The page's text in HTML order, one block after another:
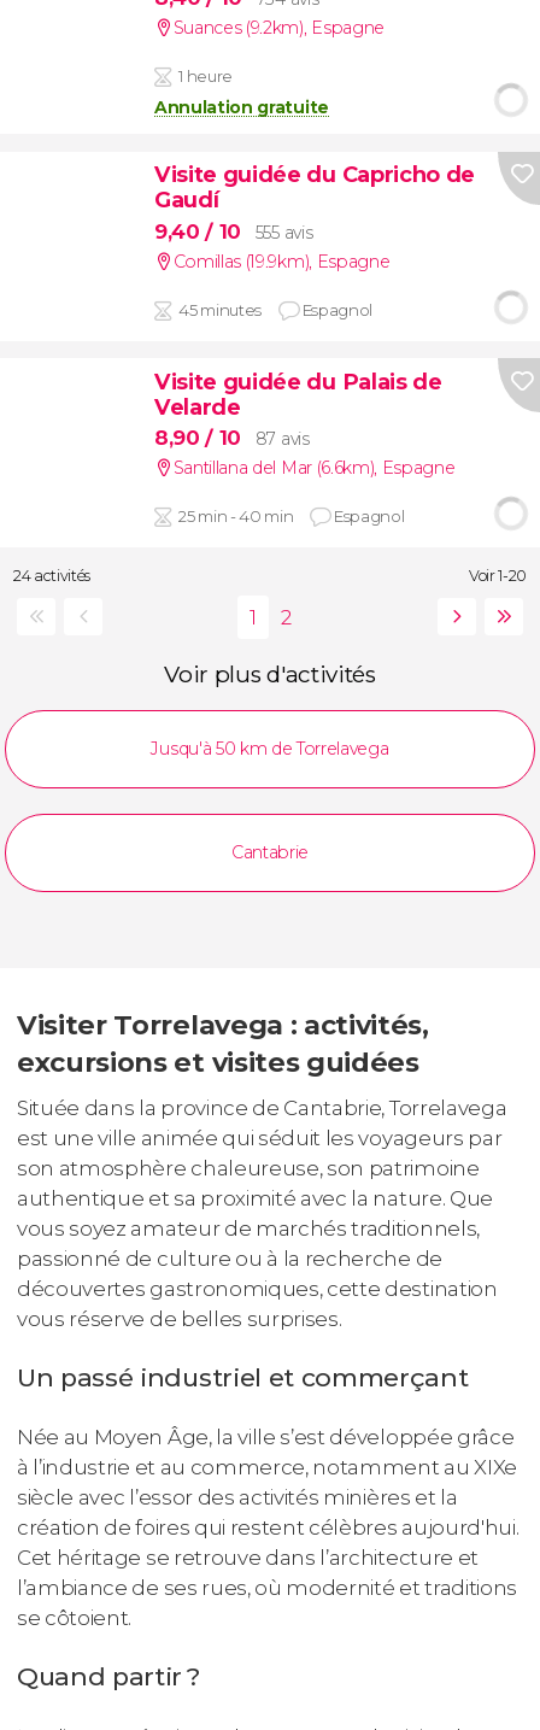
Suances (9.2km), Espagne
1 heure
Annulation gratuite
Visite guidée du Capricho de
Gaudí
9,40/ 10
555 avis
Comillas (19.9km), Espagne
45 minutes Espagnol
Visite guidée du Palais de
Velarde
8,90/ 10
87 avis
Santillana del Mar (6.6km), Espagne
25 min - 40 min Espagnol
24 activités Voir 1-20
Voir plus d'activités
Jusqu'à 50 km de Torrelavega
Cantabrie
Visiter Torrelavega : activités,
excursions et visites guidées
Située dans la province de Cantabrie, Torrelavega
est une ville animée qui séduit les voyageurs par
son atmosphère chaleureuse, son patrimoine
authentique et sa proximité avec la nature. Que
vous soyez amateur de marchés traditionnels,
passionné de culture ou à la recherche de
découvertes gastronomiques, cette destination
vous réserve de belles surprises.
Un passé industriel et commerçant
Née au Moyen Âge, la ville s’est développée grâce
à l’industrie et au commerce, notamment au XIXe
siècle avec l’essor des activités minières et la
création de foires qui restent célèbres aujourd'hui.
Cet héritage se retrouve dans l’architecture et
l’ambiance de ses rues, où modernité et traditions
se côtoient.
Quand partir ?